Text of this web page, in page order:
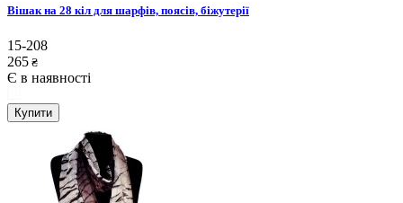
Вішак на 28 кіл для шарфів, поясів, біжутерії
15-208
265 ₴
Є в наявності
Купити